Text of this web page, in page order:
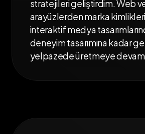
stratejilerigeliştirdim. Web
arayüzlerdenmarka
interaktifmedya
deneyimtasarımınakadar
yelpazedeüretmeyedevam